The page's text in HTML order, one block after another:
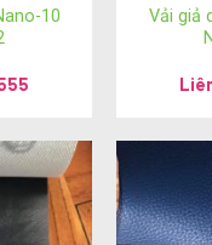
10
Vải giả